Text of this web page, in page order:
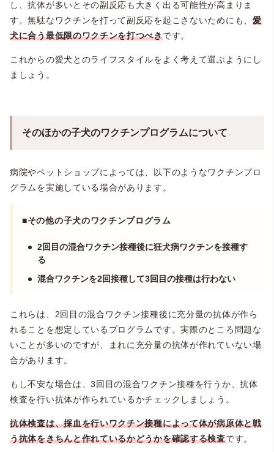
し、抗体が多いとその副反応も大きく出る可能性が高まりま
す。無駄なワクチンを打って副反応を起こさないためにも、 愛
犬に合う最低限のワクチンを打つべきです。
これからの愛犬とのライフスタイルをよく考えて選ぶようにし
ましょう。
そのほかの子犬のワクチンプログラムについて
病院やペットショップによっては、以下のようなワクチンプロ
グラムを実施している場合があります。
■その他の子犬のワクチンプログラム
2回目の混合ワクチン接種後に狂犬病ワクチンを接種す
る
混合ワクチンを2回接種して3回目の接種は行わない
これらは、2回目の混合ワクチン接種後に充分量の抗体が作ら
れることを想定しているプログラムです。実際のところ問題な
いことが多いのですが、まれに充分量の抗体が作れていない場
合があります。
もし不安な場合は、3回目の混合ワクチン接種を行うか、抗体
検査を行い抗体が作られているかチェックしましょう。
抗体検査は、採血を行いワクチン接種によって体が病原体と戦
う抗体をきちんと作れているかどうかを確認する検査です。